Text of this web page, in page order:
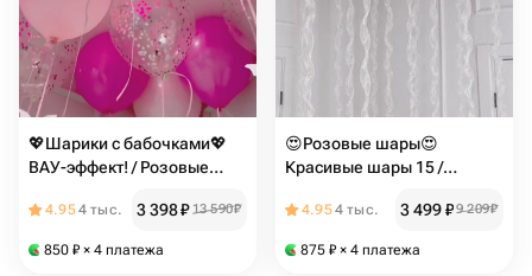
💖Шарики с бабочками💖
ВАУ-эффект! / Розовые
шары
4.954 тыс. 3 398₽ 13 590₽
850 ₽ × 4 платежа
😍Розовые шары😍
Красивые шары 15 /
эффект! / Арт.ШПN3
4.954 тыс. 3 499₽9 209₽
875 ₽ × 4 платежа